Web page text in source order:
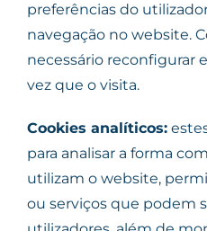
preferências do
navegação no website.
necessário reconfigurar
vez que o visita.
Cookies analíticos:
para analisar a forma
utilizam o website,
ou serviços que podem